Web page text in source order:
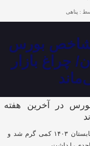
: پناهی
شاخص بورس
چراغ بازار
شاخص کل بورس تهران در آخرین هفته معاملاتی تابستان ۱۴۰۳ کمی گرم شد و